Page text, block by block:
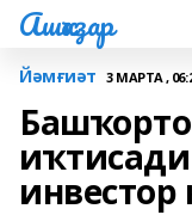
Ашҡаҙар
Йәмғиәт 3 МАРТА ,
инвестор